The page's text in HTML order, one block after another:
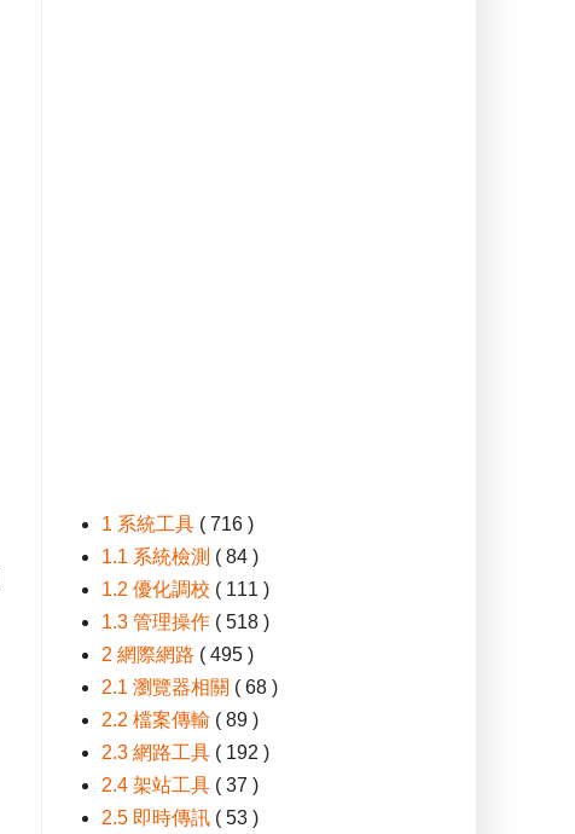
1 系統工具 ( 716 )
1.1 系統檢測 ( 84 )
1.2 優化調校 ( 111 )
1.3 管理操作 ( 518 )
2 網際網路 ( 495 )
2.1 瀏覽器相關 ( 68 )
2.2 檔案傳輸 ( 89 )
2.3 網路工具 ( 192 )
2.4 架站工具 ( 37 )
2.5 即時傳訊 ( 53 )